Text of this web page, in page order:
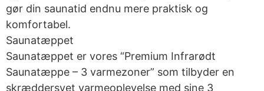
gør din saunatid endnu mere praktisk og
komfortabel.
Saunatæppet
Saunatæppet er vores “Premium Infrarødt
Saunatæppe – 3 varmezoner” som tilbyder en
skræddersyet varmeoplevelse med sine 3